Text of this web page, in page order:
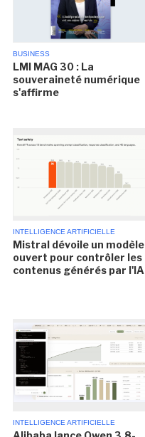
BUSINESS
LMI MAG 30 : La
souveraineté numérique
s'affirme
INTELLIGENCE ARTIFICIELLE
Mistral dévoile un modèle
ouvert pour contrôler les
contenus générés par l'IA
INTELLIGENCE ARTIFICIELLE